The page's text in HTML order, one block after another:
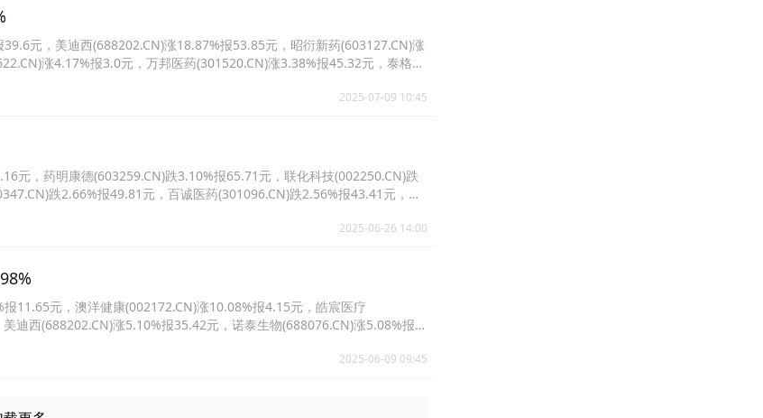
元，美迪西(688202.CN)涨18.87%报53.85元，昭衍新药(603127.CN)涨
涨4.17%报3.0元，万邦医药(301520.CN)涨3.38%报45.32元，泰格医
2025-07-09 10:45
元，药明康德(603259.CN)跌3.10%报65.71元，联化科技(002250.CN)跌
跌2.66%报49.81元，百诚医药(301096.CN)跌2.56%报43.41元，昭
2025-06-26 14:00
11.65元，澳洋健康(002172.CN)涨10.08%报4.15元，皓宸医疗
迪西(688202.CN)涨5.10%报35.42元，诺泰生物(688076.CN)涨5.08%报
2025-06-09 09:45